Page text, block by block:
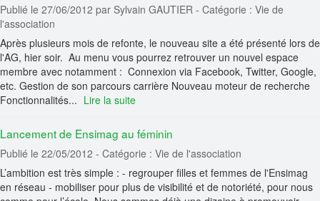
Publié le 27/06/2012 par Sylvain GAUTIER - Catégorie : Vie de
l'association
Après plusieurs mois de refonte, le nouveau site a été présenté lors de
l'AG, hier soir. Au menu vous pourrez retrouver un nouvel espace
membre avec notamment : Connexion via Facebook, Twitter, Google,
etc. Gestion de son parcours carrière Nouveau moteur de recherche
Fonctionnalités... Lire la suite
Lancement de Ensimag au féminin
Publié le 22/05/2012 - Catégorie : Vie de l'association
L’ambition est très simple : - regrouper filles et femmes de l'Ensimag
en réseau - mobiliser pour plus de visibilité et de notoriété, pour nous